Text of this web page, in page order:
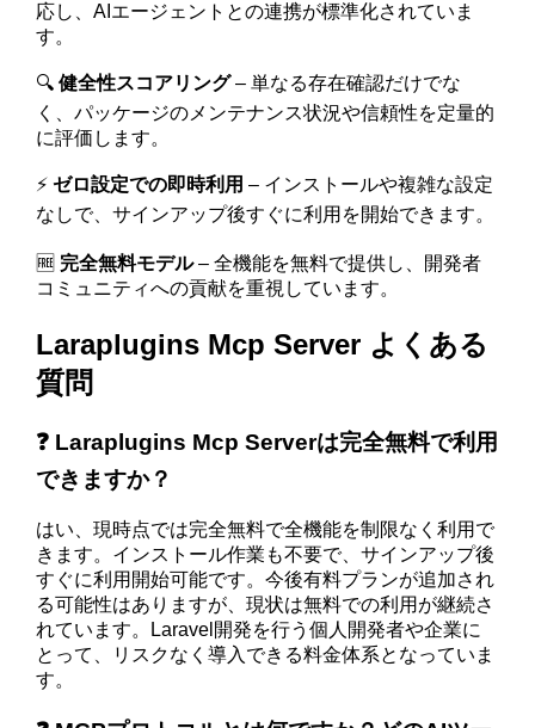
応し、AIエージェントとの連携が標準化されていま
す。
🔍健全性スコアリング– 単なる存在確認だけでな
く、パッケージのメンテナンス状況や信頼性を定量的
に評価します。
⚡ゼロ設定での即時利用 – インストールや複雑な設定
なしで、サインアップ後すぐに利用を開始できます。
🆓 完全無料モデル– 全機能を無料で提供し、開発者
コミュニティへの貢献を重視しています。
Laraplugins Mcp Server よくある
質問
❓ Laraplugins Mcp Serverは完全無料で利用
できますか？
はい、現時点では完全無料で全機能を制限なく利用で
きます。インストール作業も不要で、サインアップ後
すぐに利用開始可能です。今後有料プランが追加され
る可能性はありますが、現状は無料での利用が継続さ
れています。Laravel開発を行う個人開発者や企業に
とって、リスクなく導入できる料金体系となっていま
す。